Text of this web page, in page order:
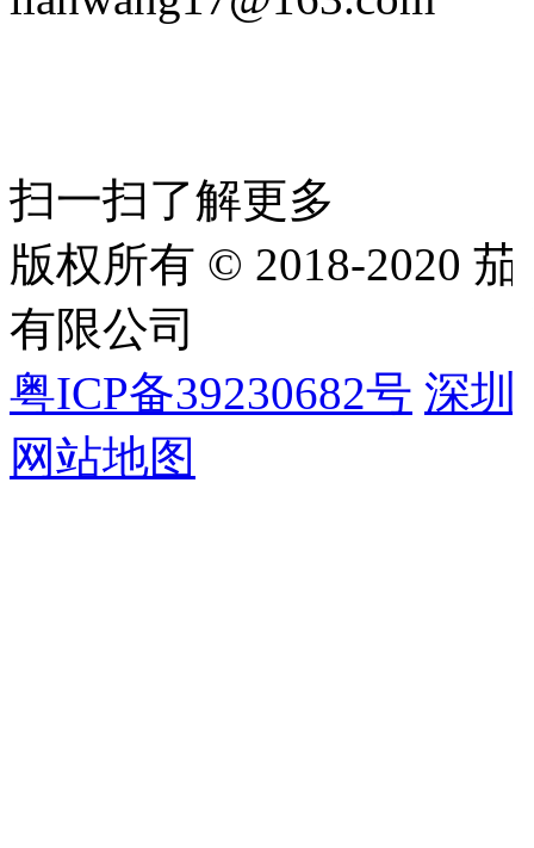
扫一扫了解更多
版权所有 © 2018-2020
有限公司
粤ICP备39230682号 深圳
网站地图